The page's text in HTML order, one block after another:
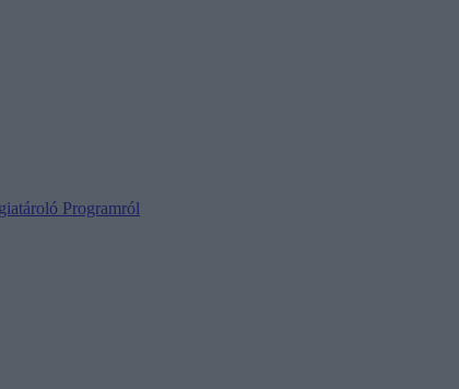
Programról